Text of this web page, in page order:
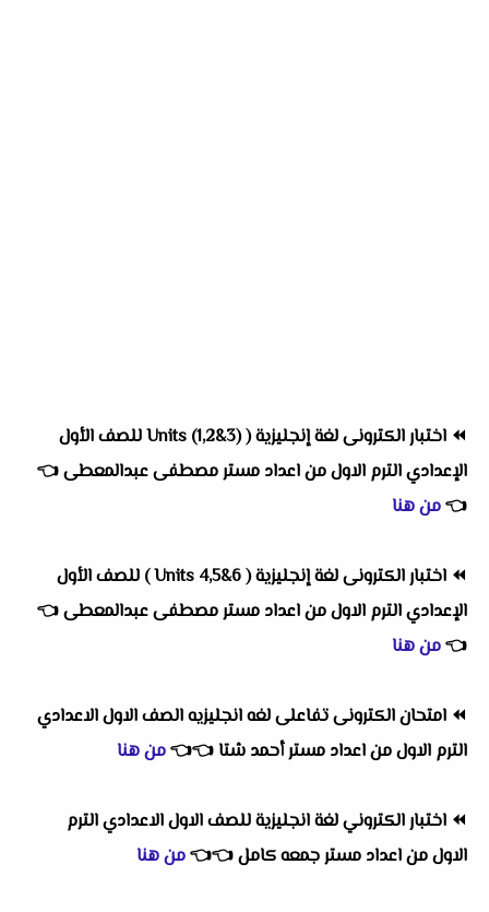
⏪
اختبار الكترونى لغة إنجليزية ( Units (1,2&3) للصف الأول
الإعدادي الترم الاول من اعداد مستر مصطفى عبدالمعطى👈
👈من هنا
⏪
اختبار الكترونى لغة إنجليزية ( Units 4,5&6 ) للصف الأول
الإعدادي الترم الاولمن اعداد مستر مصطفى عبدالمعطى👈
👈من هنا
⏪ امتحان الكترونى تفاعلى لغه انجليزيه الصف الاول الاعدادي
الترم الاولمن اعداد مستر أحمد شتا👈
👈من هنا
⏪ اختبار الكتروني لغة انجليزية للصف الاول الاعدادي الترم
الاولمن اعداد مستر جمعه كامل👈
👈من هنا